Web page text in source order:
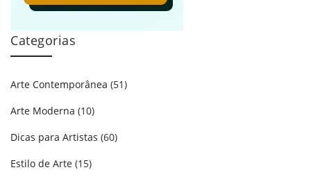
Categorias
Arte Contemporânea (51)
Arte Moderna (10)
Dicas para Artistas (60)
Estilo de Arte (15)